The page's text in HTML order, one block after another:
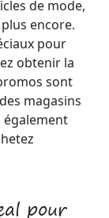
de mode,
encore.
pour
obtenir la
sont
magasins
également
pour